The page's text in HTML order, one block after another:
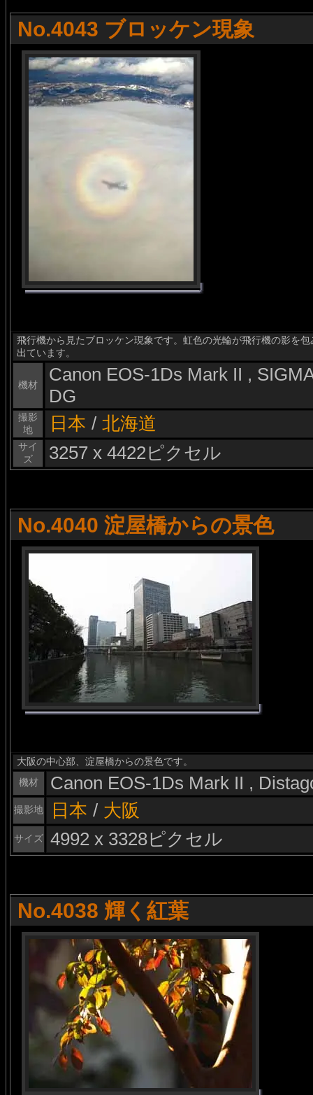
No.4043 ブロッケン現象
飛行機から見たブロッケン現象です。虹色の光輪が飛行機の影を
出ています。
機材
Canon EOS-1Ds Mark II ,
DG
撮影
地
日本 / 北海道
サイ
ズ
3257 x 4422ピクセル
No.4040 淀屋橋からの景色
大阪の中心部、淀屋橋からの景色です。
機材
Canon EOS-1Ds Mark II ,
撮影地 日本 / 大阪
サイズ 4992 x 3328ピクセル
No.4038 輝く紅葉